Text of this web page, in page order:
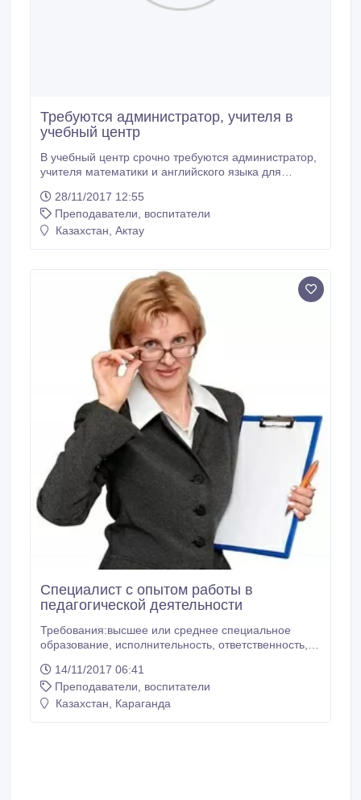
Требуются администратор, учителя в
учебный центр
В учебный центр срочно требуются администратор,
учителя математики и английского языка для
Контактный тел.: 87016219902.
28/11/2017 12:55
Преподаватели, воспитатели
Казахстан, Актау
Специалист с опытом работы в
педагогической деятельности
Требования:высшее или среднее специальное
образование, исполнительность, ответственность,
Обязанности:организация курсов повышения
квалификации, проведение семинаров и лекций,
решение организационных вопросов,
14/11/2017 06:41
Преподаватели, воспитатели
Казахстан, Караганда